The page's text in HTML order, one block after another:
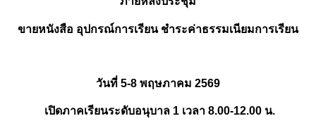
ขายหนังสือ อุปกรณ์การเรียน ชำระค่าธรรมเนียมการเรียน
วันที่ 5-8 พฤษภาคม 2569
เปิดภาคเรียนระดับอนุบาล 1 เวลา 8.00-12.00 น.